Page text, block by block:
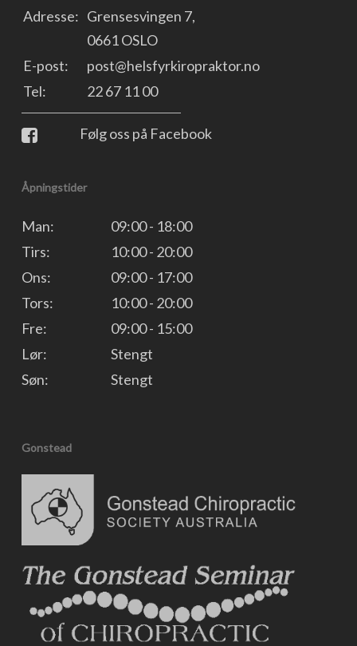
Adresse: Grensesvingen 7,
0661 OSLO
E-post:
post@helsfyrkiropraktor.no
Tel:
22 67 11 00
Følg oss på Facebook
Åpningstider
Man:
09:00 - 18:00
Tirs:
10:00 - 20:00
Ons:
09:00 - 17:00
Tors:
10:00 - 20:00
Fre:
09:00 - 15:00
Lør:
Stengt
Søn:
Stengt
Gonstead